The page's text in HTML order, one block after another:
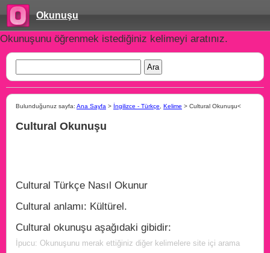
Okunuşu
Okunuşunu öğrenmek istediğiniz kelimeyi aratınız.
Bulunduğunuz sayfa: Ana Sayfa > İngilizce - Türkçe Kelime > Cultural Okunuşu<
Cultural Okunuşu
Cultural Türkçe Nasıl Okunur
Cultural anlamı: Kültürel.
Cultural okunuşu aşağıdaki gibidir:
İpucu: Okunuşunu merak ettiğiniz diğer kelimelere site içi arama